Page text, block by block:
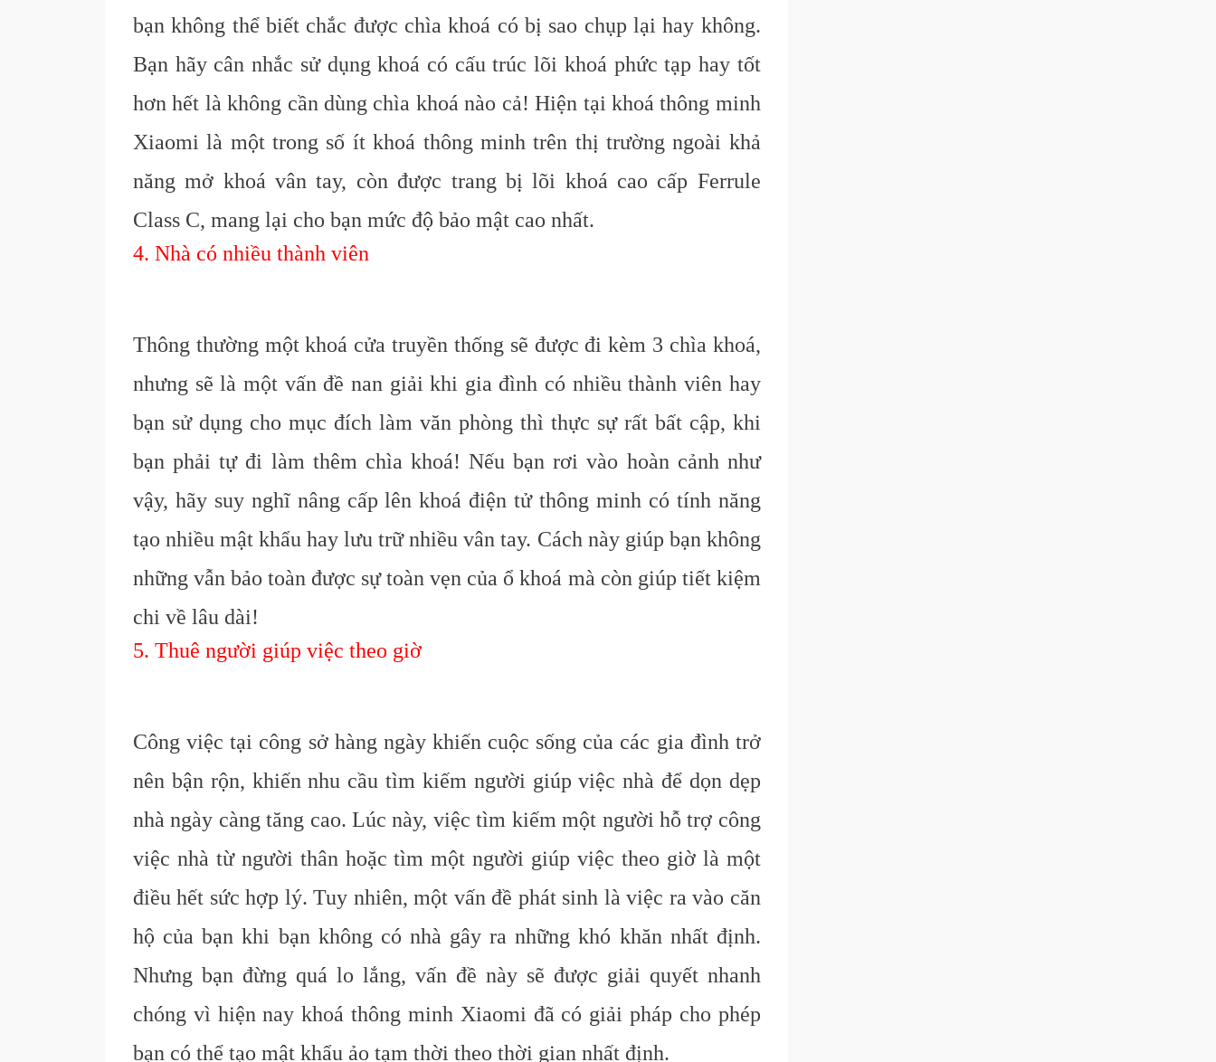
bạn không thể biết chắc được chìa khoá có bị sao chụp lại hay không.
Bạn hãy cân nhắc sử dụng khoá có cấu trúc lõi khoá phức tạp hay tốt
hơn hết là không cần dùng chìa khoá nào cả! Hiện tại khoá thông minh
Xiaomi là một trong số ít khoá thông minh trên thị trường ngoài khả
năng mở khoá vân tay, còn được trang bị lõi khoá cao cấp Ferrule
Class C, mang lại cho bạn mức độ bảo mật cao nhất.
4. Nhà có nhiều thành viên
Thông thường một khoá cửa truyền thống sẽ được đi kèm 3 chìa khoá,
nhưng sẽ là một vấn đề nan giải khi gia đình có nhiều thành viên hay
bạn sử dụng cho mục đích làm văn phòng thì thực sự rất bất cập, khi
bạn phải tự đi làm thêm chìa khoá! Nếu bạn rơi vào hoàn cảnh như
vậy, hãy suy nghĩ nâng cấp lên khoá điện tử thông minh có tính năng
tạo nhiều mật khẩu hay lưu trữ nhiều vân tay. Cách này giúp bạn không
những vẫn bảo toàn được sự toàn vẹn của ổ khoá mà còn giúp tiết kiệm
chi về lâu dài!
5. Thuê người giúp việc theo giờ
Công việc tại công sở hàng ngày khiến cuộc sống của các gia đình trở
nên bận rộn, khiến nhu cầu tìm kiếm người giúp việc nhà để dọn dẹp
nhà ngày càng tăng cao. Lúc này, việc tìm kiếm một người hỗ trợ công
việc nhà từ người thân hoặc tìm một người giúp việc theo giờ là một
điều hết sức hợp lý. Tuy nhiên, một vấn đề phát sinh là việc ra vào căn
hộ của bạn khi bạn không có nhà gây ra những khó khăn nhất định.
Nhưng bạn đừng quá lo lắng, vấn đề này sẽ được giải quyết nhanh
chóng vì hiện nay khoá thông minh Xiaomi đã có giải pháp cho phép
bạn có thể tạo mật khẩu ảo tạm thời theo thời gian nhất định.